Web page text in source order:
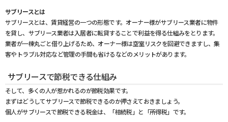
サブリースとは
サブリースとは、賃貸経営の一つの形態です。オーナー様がサブリース業者に物件
を貸し、サブリース業者は入居者に転貸することで利益を得る仕組みをとります。
業者が一棟丸ごと借り上げるため、オーナー様は空室リスクを回避できますし、集
客やトラブル対応など管理の手間も省けるなどのメリットがあります。
サブリースで節税できる仕組み
そして、多くの人が惹かれるのが節税効果です。
まずはどうしてサブリースで節税できるのか押さえておきましょう。
個人がサブリースで節税できる税金は、「相続税」と「所得税」です。